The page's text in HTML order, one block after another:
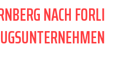
NACH FORLI